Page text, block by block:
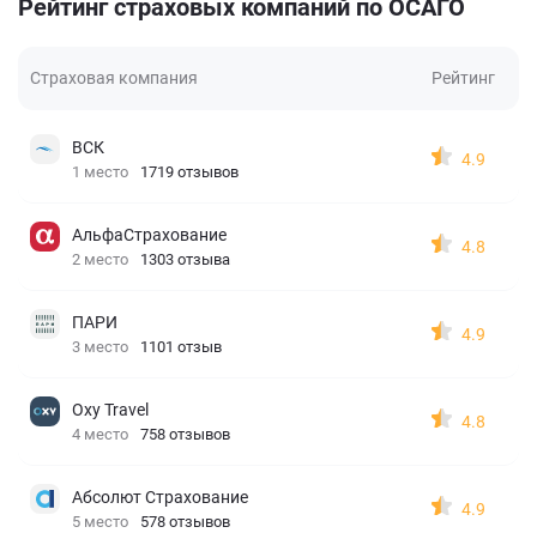
Рейтинг страховых компаний по ОСАГО
Страховая компания Рейтинг
ВСК
1 место 1719 отзывов
4.9
АльфаСтрахование
2 место 1303 отзыва
4.8
ПАРИ
3 место 1101 отзыв
4.9
Oxy Travel
4 место 758 отзывов
4.8
Абсолют Страхование
5 место 578 отзывов
4.9